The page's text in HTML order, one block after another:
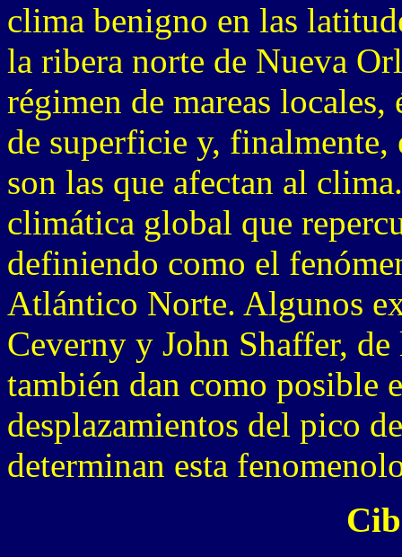
clima benigno en las
la ribera norte de Nueva
régimen de mareas locales,
de superficie y, finalmente,
son las que afectan al
climática global que
definiendo como el
Atlántico Norte. Algunos
Ceverny y John Shaffer,
también dan como posible
desplazamientos del pico
determinan esta